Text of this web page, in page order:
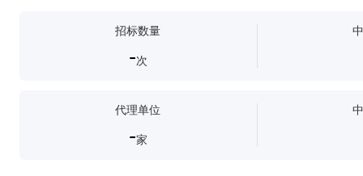
招标数量
-次
代理单位
-家